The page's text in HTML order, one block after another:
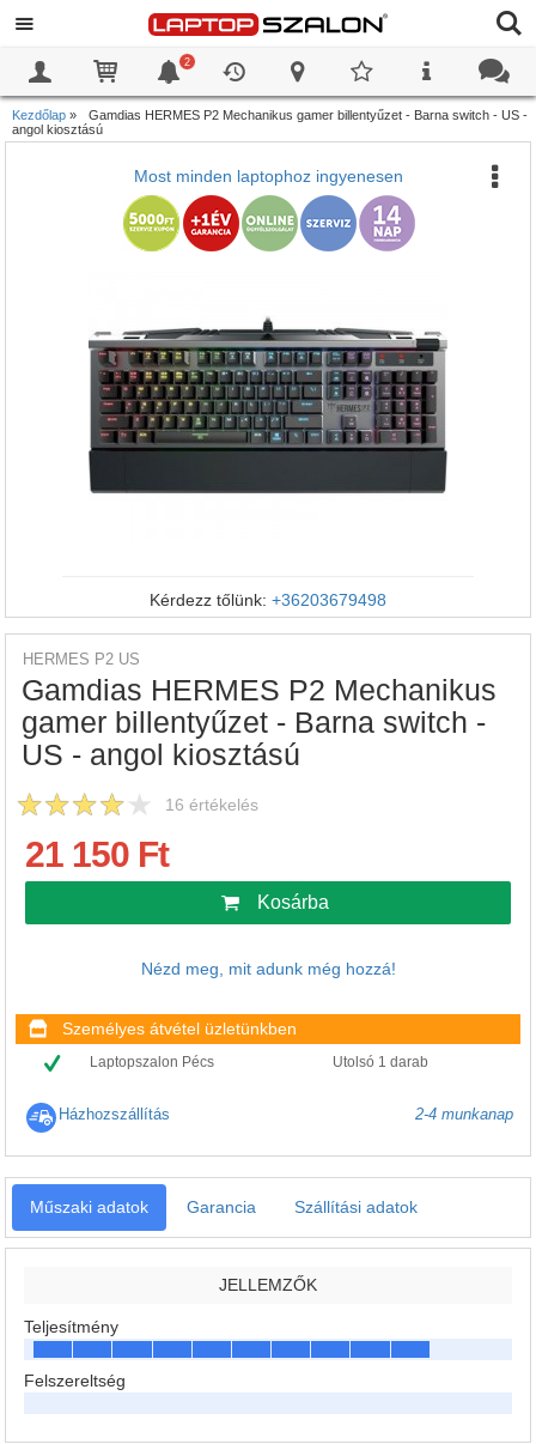
2
Kezdőlap »
Gamdias HERMES P2 Mechanikus gamer billentyűzet - Barna switch - US -
angol kiosztású
Most minden laptophoz ingyenesen
Kérdezz tőlünk: +36203679498
HERMES P2 US
Gamdias HERMES P2 Mechanikus
gamer billentyűzet - Barna switch -
US - angol kiosztású
16 értékelés
21 150 Ft
Kosárba
Nézd meg, mit adunk még hozzá!
Személyes átvétel üzletünkben
Laptopszalon Pécs Utolsó 1 darab
Házhozszállítás 2-4 munkanap
Műszaki adatok Garancia Szállítási adatok
JELLEMZŐK
Teljesítmény
Felszereltség
0
0